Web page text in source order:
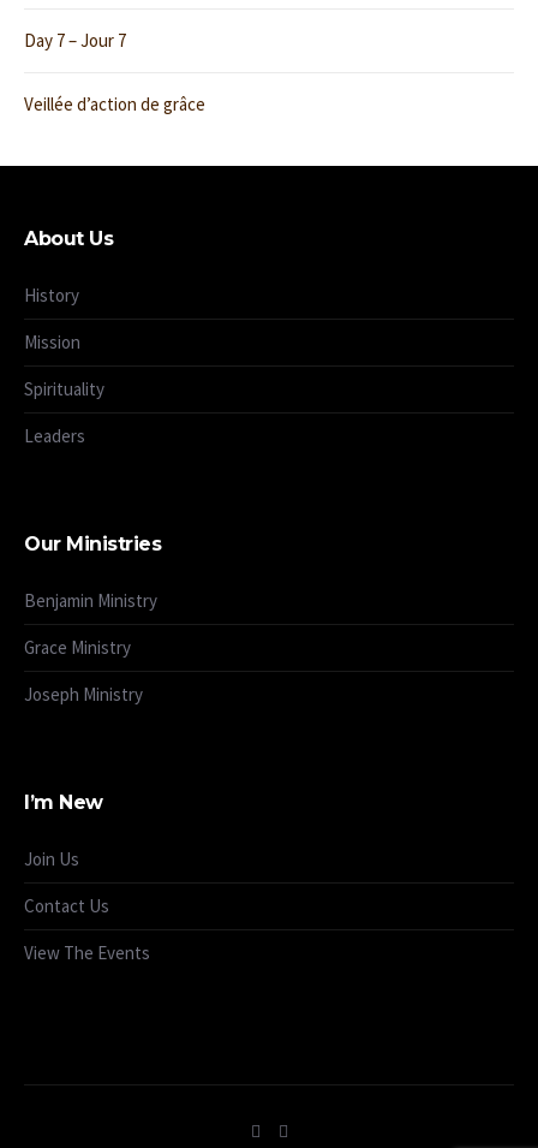
Day 7 – Jour 7
Veillée d’action de grâce
About Us
History
Mission
Spirituality
Leaders
Our Ministries
Benjamin Ministry
Grace Ministry
Joseph Ministry
I’m New
Join Us
Contact Us
View The Events